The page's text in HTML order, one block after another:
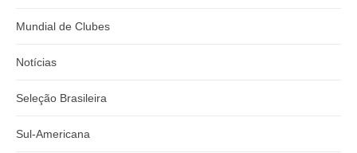
Mundial de Clubes
Notícias
Seleção Brasileira
Sul-Americana